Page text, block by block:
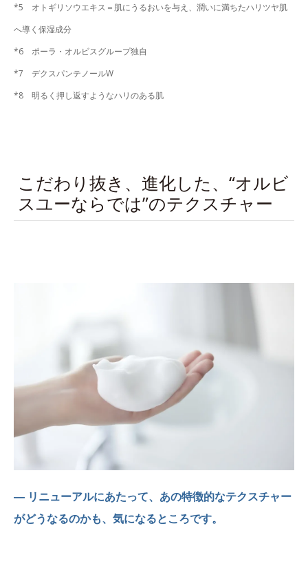
*5 オトギリソウエキス＝肌にうるおいを与え、潤いに満ちたハリツヤ肌
へ導く保湿成分
*6 ポーラ・オルビスグループ独自
*7 デクスパンテノールW
*8 明るく押し返すようなハリのある肌
こだわり抜き、進化した、“オルビ
スユーならでは”のテクスチャー
― リニューアルにあたって、あの特徴的なテクスチャー
がどうなるのかも、気になるところです。